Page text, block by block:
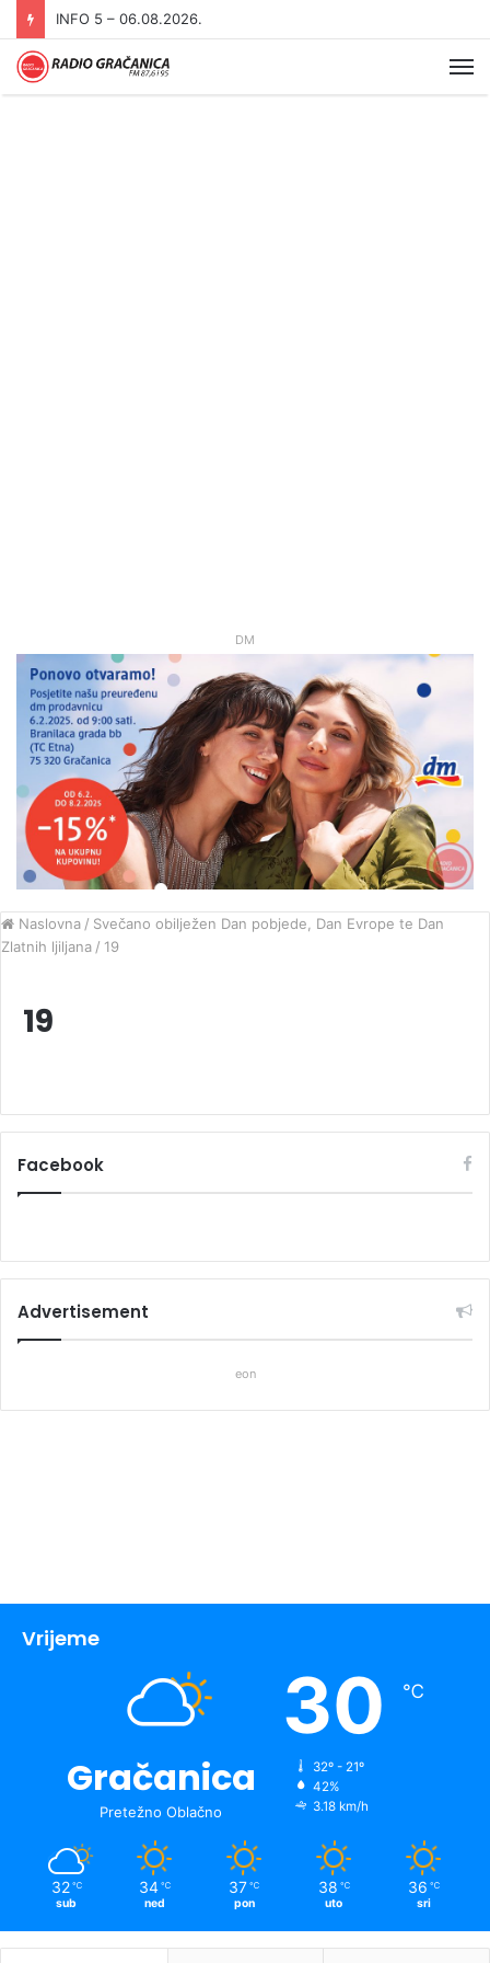
INFO 5 – 05.08.2026
DM
Naslovna / Svečano obilježen Dan pobjede, Dan Evrope te Dan
Zlatnih ljiljana / 19
19
Facebook
Advertisement
eon
Vrijeme
Gračanica
Pretežno Oblačno
30 ℃
32º - 21º
42%
3.18 km/h
32 ℃
sub
34 ℃
ned
37 ℃
pon
38 ℃
uto
36 ℃
sri